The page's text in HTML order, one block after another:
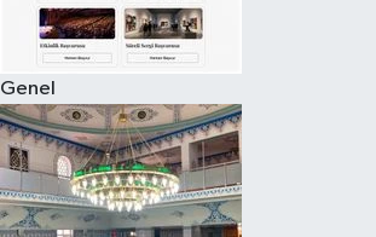
Genel
Son Dakika Haberleri
Haber Arşivi